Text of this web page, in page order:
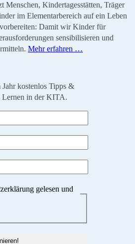
Kindertagesstätten, Träger
im Elementarbereich auf ein Leben
Damit wir Kinder für
sensibilisieren und
Mehr erfahren …
kostenlos Tipps &
Lernen in der KITA.
gelesen und